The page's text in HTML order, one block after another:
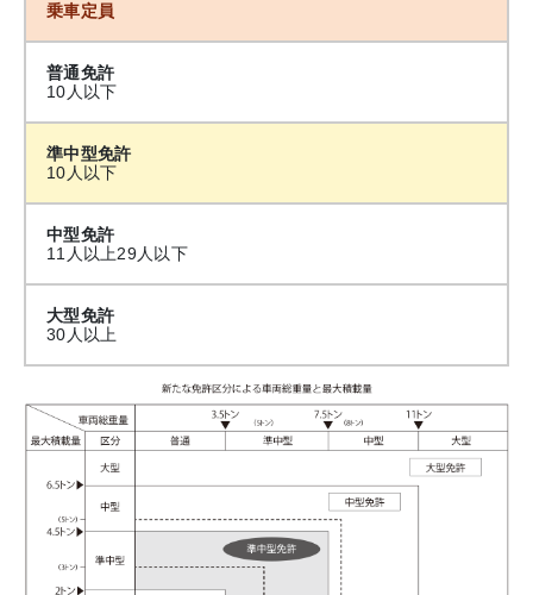
乗車定員
普通免許
10人以下
準中型免許
10人以下
中型免許
11人以上29人以下
大型免許
30人以上